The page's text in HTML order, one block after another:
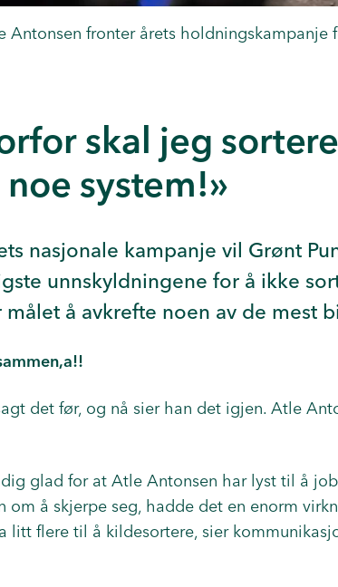
Antonsen fronter årets holdningskampanje
skal jeg
system!»
nasjonale kampanje vil Grønt
unnskyldningene for å ikke
målet å avkrefte noen av de mest
det før, og nå sier han det igjen. Atle
glad for at Atle Antonsen har lyst til å
om å skjerpe seg, hadde det en enorm
litt flere til å kildesortere, sier